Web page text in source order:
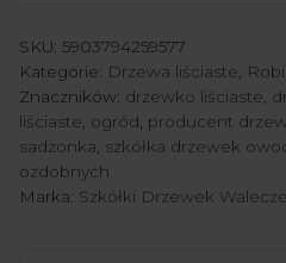
-
Robinia
SKU: 5903794259577
Kategorie: Drzewa liściaste
Znaczników: drzewko liściaste
liściaste ogród producent
sadzonka szkółka drzewek
ozdobnych
Marka: Szkółki Drzewek